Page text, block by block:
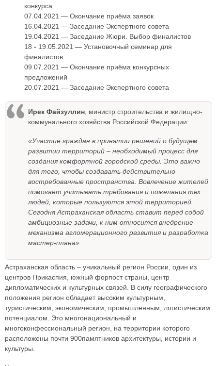
конкурса
07.04.2021 — Окончание приёма заявок
16.04.2021 — Заседание Экспертного совета
19.04.2021 — Заседание Жюри. Выбор финалистов
18 - 19.05.2021 — Установочный семинар для
финалистов
09.07.2021 — Окончание приёма конкурсных
предложений
20.07.2021 — Заседание Экспертного совета
Ирек Файзуллин , министр строительства и жилищно-
коммунального хозяйства Российской Федерации:
«Участие граждан в принятии решений о будущем
развитии территорий – необходимый процесс для
создания комфортной городской среды. Это важно
для того, чтобы создавать действительно
востребованные пространства. Вовлечение жителей
помогает учитывать требования и пожелания тех
людей, которые пользуются этой территорией.
Сегодня Астраханская область ставит перед собой
амбициозные задачи, к ним относится внедрение
механизма агломерационного развития и разработка
мастер-плана».
Астраханская область – уникальный регион России, один из
центров Прикаспия, южный форпост страны, центр
дипломатических и культурных связей. В силу географического
положения регион обладает высоким культурным,
туристическим, экономическим, промышленным, логистическим
потенциалом. Это многонациональный и
многоконфессиональный регион, на территории которого
расположены почти 900памятников архитектуры, истории и
культуры.